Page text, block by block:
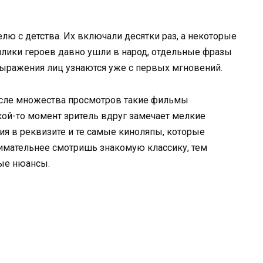
с детства. Их включали десятки раз, а некоторые
героев давно ушли в народ, отдельные фразы
лиц узнаются уже с первых мгновений.
множества просмотров такие фильмы
то момент зритель вдруг замечает мелкие
в реквизите и те самые киноляпы, которые
смотришь знакомую классику, тем
нюансы.